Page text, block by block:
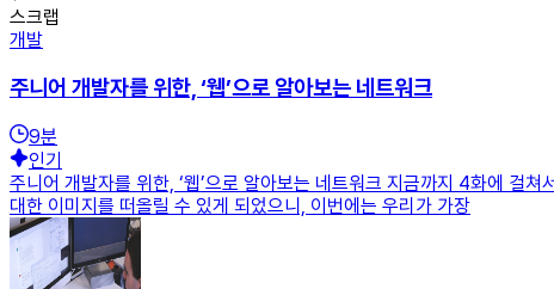
스크랩
개발
주니어 개발자를 위한, ‘웹’으로 알아보는 네트워크
9분
인기
주니어 개발자를 위한, ‘웹’으로 알아보는 네트워크 지금까지 4화에 걸
대한 이미지를 떠올릴 수 있게 되었으니, 이번에는 우리가 가장